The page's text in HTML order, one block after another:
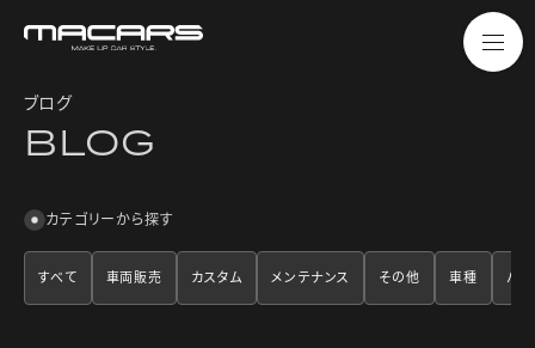
ブログ
BLOG
カテゴリーから探す
すべて 車両販売 カスタム メンテナンス その他 車種 パ